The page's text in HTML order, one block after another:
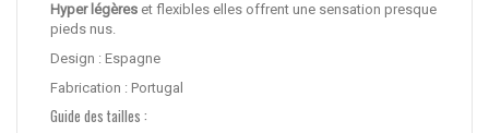
Hyper légères et flexibles elles offrent une sensation presque
pieds nus.
Design : Espagne
Fabrication : Portugal
Guide des tailles :